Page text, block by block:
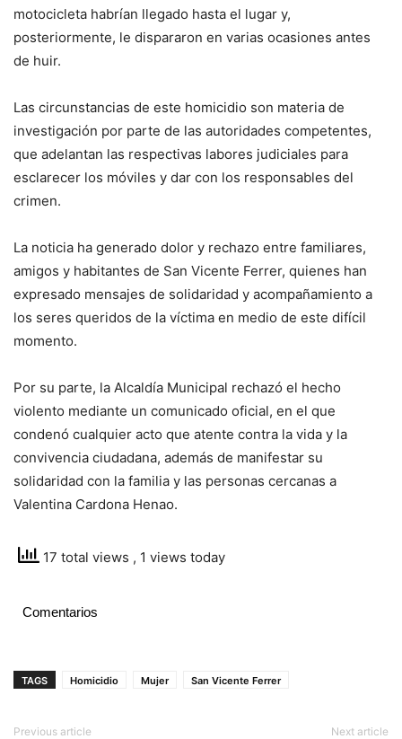
motocicleta habrían llegado hasta el lugar y,
posteriormente, le dispararon en varias ocasiones antes
de huir.
Las circunstancias de este homicidio son materia de
investigación por parte de las autoridades competentes,
que adelantan las respectivas labores judiciales para
esclarecer los móviles y dar con los responsables del
crimen.
La noticia ha generado dolor y rechazo entre familiares,
amigos y habitantes de San Vicente Ferrer, quienes han
expresado mensajes de solidaridad y acompañamiento a
los seres queridos de la víctima en medio de este difícil
momento.
Por su parte, la Alcaldía Municipal rechazó el hecho
violento mediante un comunicado oficial, en el que
condenó cualquier acto que atente contra la vida y la
convivencia ciudadana, además de manifestar su
solidaridad con la familia y las personas cercanas a
Valentina Cardona Henao.
17 total views , 1 views today
Comentarios
TAGS Homicidio Mujer San Vicente Ferrer
Previous article Next article